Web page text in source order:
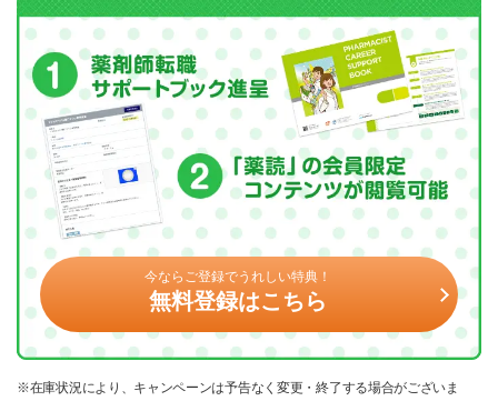
今ならご登録でうれしい特典！
無料登録はこちら
※在庫状況により、キャンペーンは予告なく変更・終了する場合がございま